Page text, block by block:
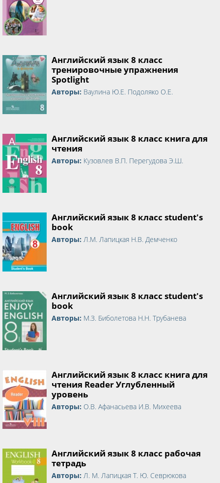
Английский язык 8 класс
тренировочные упражнения
Spotlight
Авторы: Ваулина Ю.Е. Подоляко О.Е.
Английский язык 8 класс книга для
чтения
Авторы: Кузовлев В.П. Перегудова Э.Ш.
Английский язык 8 класс student's
book
Авторы: Л.М. Лапицкая Н.В. Демченко
Английский язык 8 класс student's
book
Авторы: М.З. Биболетова Н.Н. Трубанева
Английский язык 8 класс книга для
чтения Reader Углубленный
уровень
Авторы: О.В. Афанасьева И.В. Михеева
Английский язык 8 класс рабочая
тетрадь
Авторы: Л. М. Лапицкая Т. Ю. Севрюкова